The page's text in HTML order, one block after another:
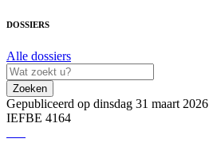
DOSSIERS
Alle dossiers
Zoeken
Gepubliceerd op dinsdag 31 maart 2026
IEFBE 4164